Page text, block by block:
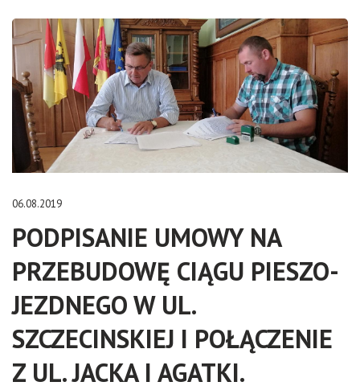
06.08.2019
PODPISANIE UMOWY NA
PRZEBUDOWĘ CIĄGU PIESZO-
JEZDNEGO W UL.
SZCZECINSKIEJ I POŁĄCZENIE
Z UL. JACKA I AGATKI.